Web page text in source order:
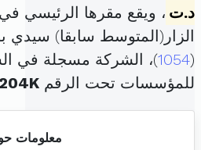
د.ت ، ويقع مقرها الرئيسي
الزار(المتوسط سابقا)
(
1054)، الشركة مسجلة في
للمؤسسات تحت الرقم
معلومات